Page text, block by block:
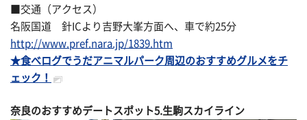
■交通（アクセス）
名阪国道 針ICより吉野大峯方面へ、車で約25分
http://www.pref.nara.jp/1839.htm
★食べログでうだアニマルパーク周辺のおすすめグルメをチ
ェック！
奈良のおすすめデートスポット5.生駒スカイライン